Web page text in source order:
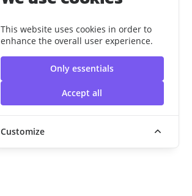
This website uses cookies in order to
enhance the overall user experience.
Only essentials
Accept all
Customize